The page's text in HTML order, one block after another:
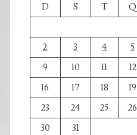
D
S T Q
2
3 4 5
9
10 11 12
16
17 18 19
23
24 25 26
30
31